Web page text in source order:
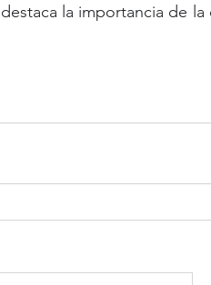
la importancia de